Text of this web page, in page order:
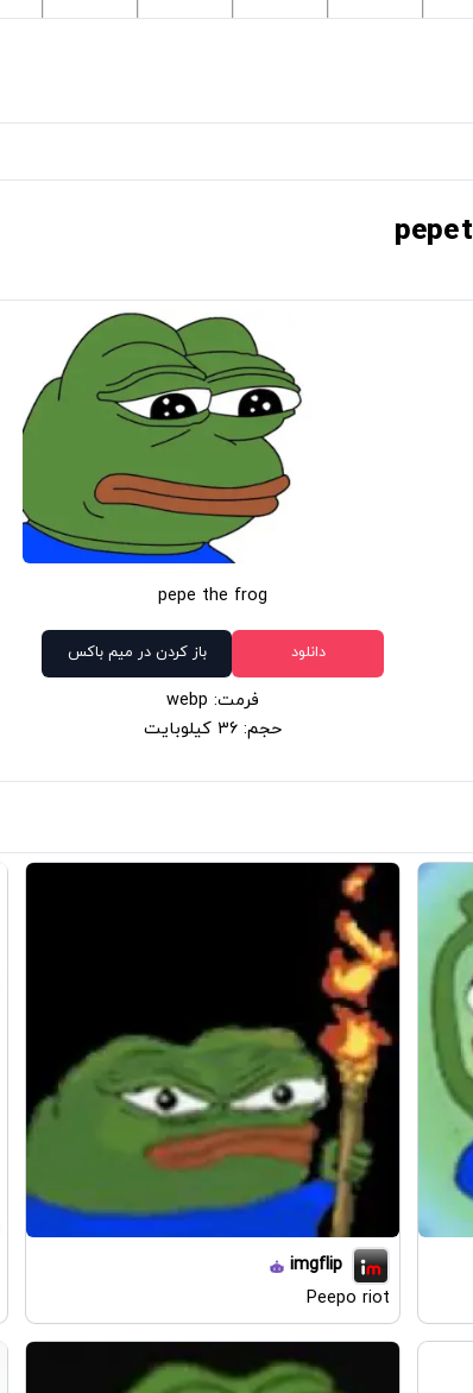
pepe the frog
دانلود باز کردن در میم باکس
فرمت: webp
حجم: 36 کیلوبایت
imgflip
Peepo riot